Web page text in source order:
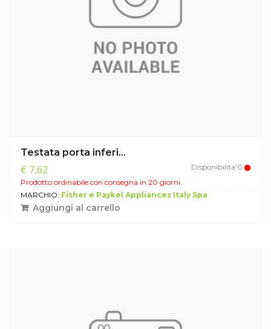
Testata porta inferi...
€ 7,62
Disponibilita'0
Prodotto ordinabile con consegna in 20 giorni.
MARCHIO: Fisher e Paykel Appliances Italy Spa
Aggiungi al carrello